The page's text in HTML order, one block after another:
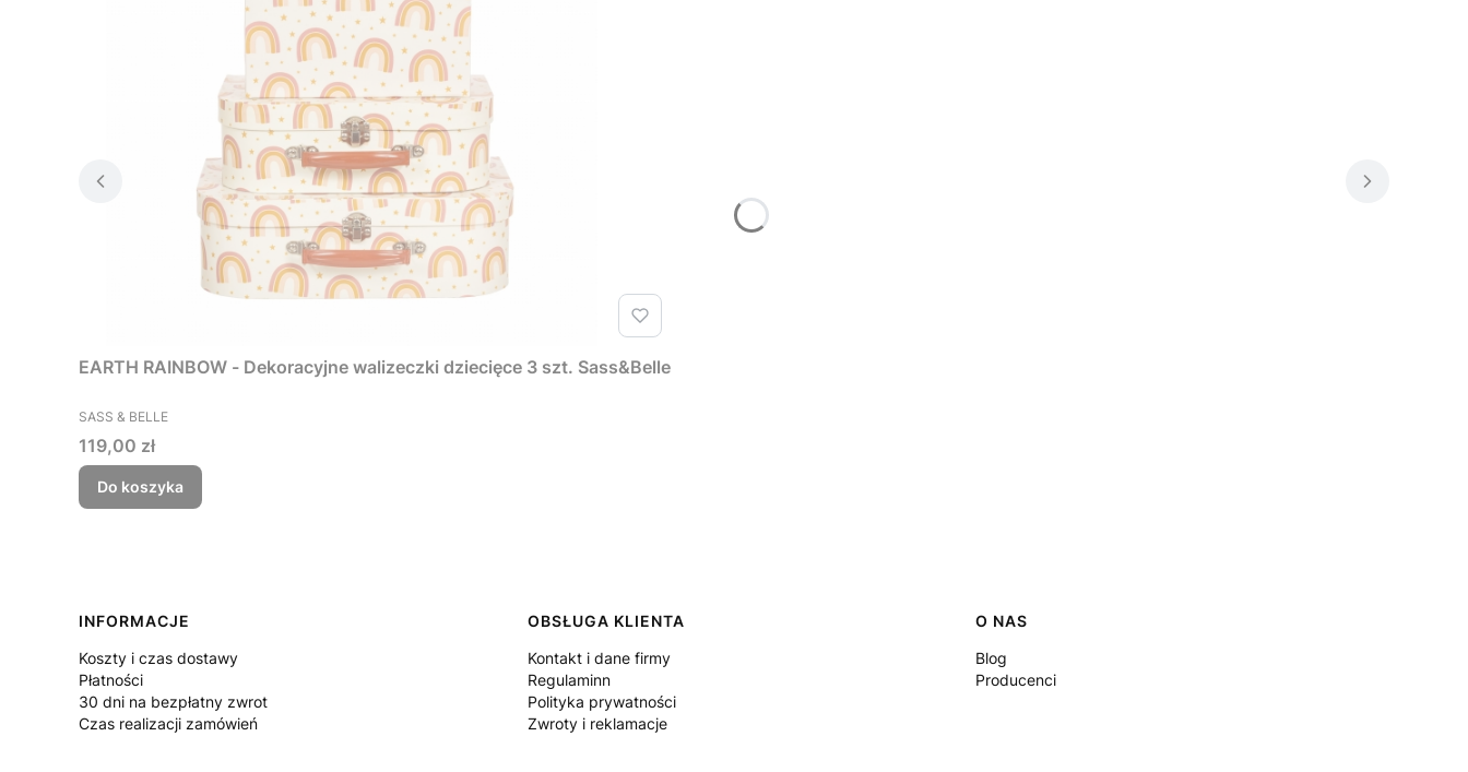
EARTH RAINBOW - Dekoracyjne walizeczki dziecięce 3 szt. Sass&Belle
PRODUCENT
SASS & BELLE
Cena
119,00 zł
Do koszyka
Linki w stopce
INFORMACJE
Koszty i czas dostawy
Płatności
30 dni na bezpłatny zwrot
Czas realizacji zamówień
OBSŁUGA KLIENTA
Kontakt i dane firmy
Regulaminn
Polityka prywatności
Zwroty i reklamacje
O NAS
Blog
Producenci